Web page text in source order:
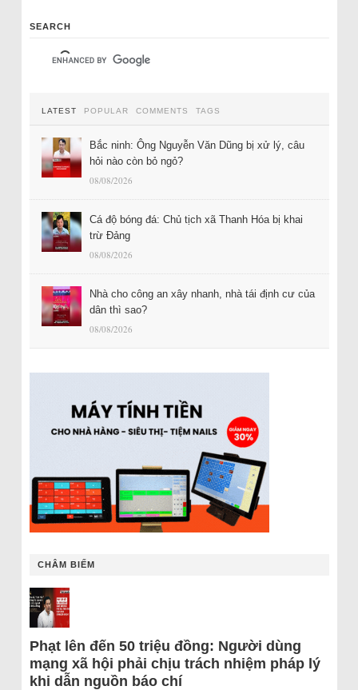
SEARCH
LATEST POPULAR COMMENTS TAGS
Bắc ninh: Ông Nguyễn Văn Dũng bị xử lý, câu
hỏi nào còn bỏ ngỏ?
08/08/2026
Cá độ bóng đá: Chủ tịch xã Thanh Hóa bị khai
trừ Đảng
08/08/2026
Nhà cho công an xây nhanh, nhà tái định cư của
dân thì sao?
08/08/2026
CHÂM BIẾM
Phạt lên đến 50 triệu đồng: Người dùng
mạng xã hội phải chịu trách nhiệm pháp lý
khi dẫn nguồn báo chí